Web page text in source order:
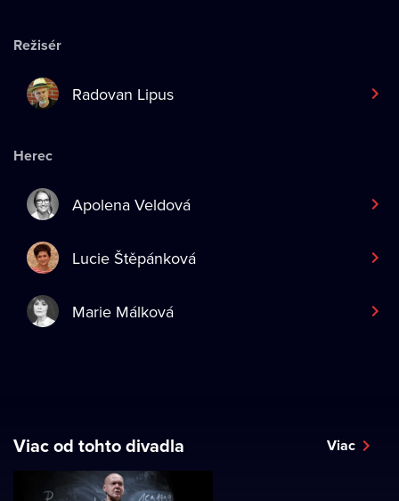
Režisér
Radovan Lipus
Herec
Apolena Veldová
Lucie Štěpánková
Marie Málková
Viac od tohto divadla Viac